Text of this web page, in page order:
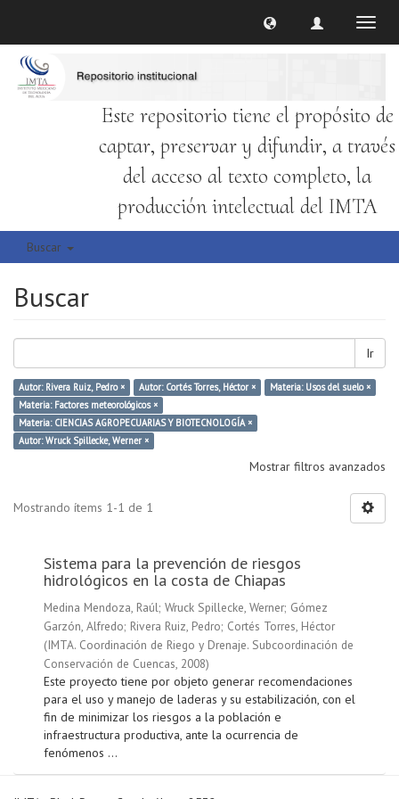
Este repositorio tiene el propósito de
captar, preservar y difundir, a través
del acceso al texto completo, la
producción intelectual del IMTA
Buscar
Buscar
Ir
Autor: Rivera Ruiz, Pedro × Autor: Cortés Torres, Héctor ×
Materia: Usos del suelo ×
Materia: Factores meteorológicos ×
Materia: CIENCIAS AGROPECUARIAS Y BIOTECNOLOGÍA ×
Autor: Wruck Spillecke, Werner ×
Mostrar filtros avanzados
Mostrando ítems 1-1 de 1
Sistema para la prevención de riesgos
hidrológicos en la costa de Chiapas
Medina Mendoza, Raúl; Wruck Spillecke, Werner; Gómez
Garzón, Alfredo; Rivera Ruiz, Pedro; Cortés Torres, Héctor
(IMTA. Coordinación de Riego y Drenaje. Subcoordinación de
Conservación de Cuencas, 2008)
Este proyecto tiene por objeto generar recomendaciones
para el uso y manejo de laderas y su estabilización, con el
fin de minimizar los riesgos a la población e
infraestructura productiva, ante la ocurrencia de
fenómenos ...